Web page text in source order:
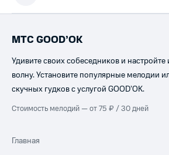
МТС GOOD’OK
Удивите своих собеседников и
волну. Установите популярные мелодии
скучных гудков с услугой GOOD’OK.
Стоимость мелодий — от 75 ₽ / 30 дней
Главная